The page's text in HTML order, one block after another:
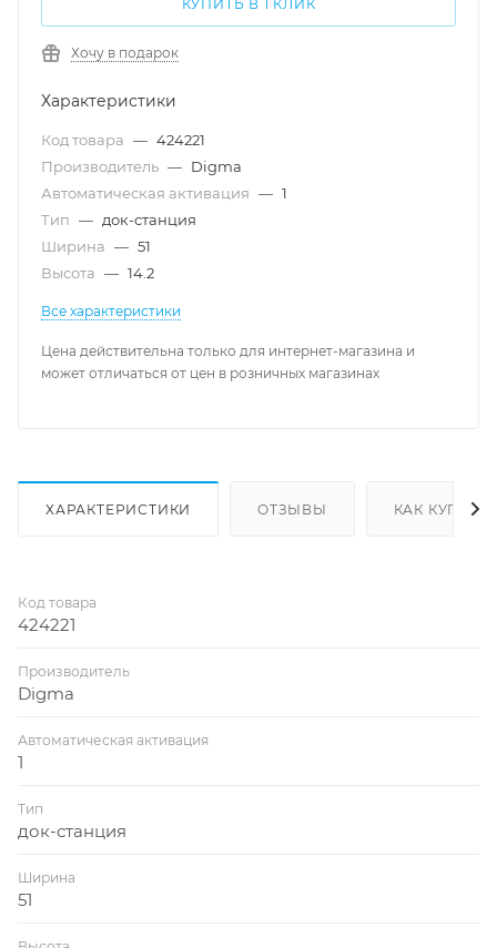
КУПИТЬ В 1 КЛИК
Хочу в подарок
Характеристики
Код товара — 424221
Производитель — Digma
Автоматическая активация — 1
Тип — док-станция
Ширина — 51
Высота — 14.2
Все характеристики
Цена действительна только для интернет-магазина и
может отличаться от цен в розничных магазинах
ХАРАКТЕРИСТИКИ ОТЗЫВЫ КАК КУПИТЬ
Код товара
424221
Производитель
Digma
Автоматическая активация
1
Тип
док-станция
Ширина
51